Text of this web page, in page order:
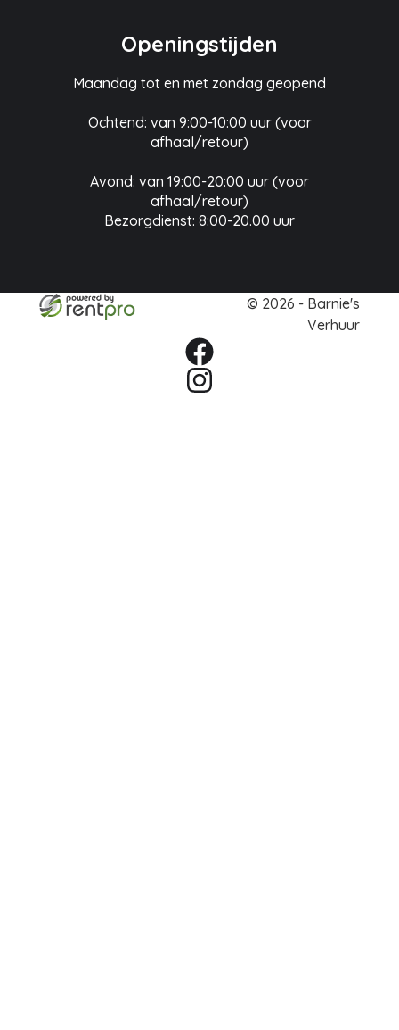
Openingstijden
Maandag tot en met zondag geopend
Ochtend: van 9:00-10:00 uur (voor
afhaal/retour)
Avond: van 19:00-20:00 uur (voor
afhaal/retour)
Bezorgdienst: 8:00-20.00 uur
© 2026 - Barnie's
Verhuur
facebook
instagram